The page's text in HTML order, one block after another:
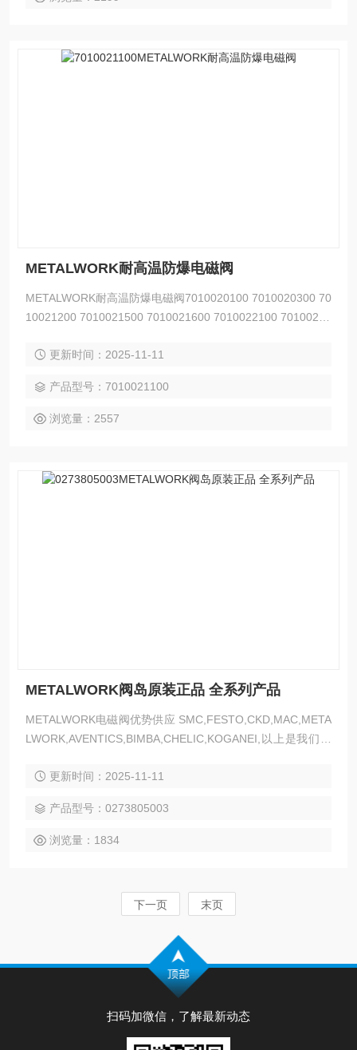
METALWORK耐高温防爆电磁阀
METALWORK耐高温防爆电磁阀7010020100 7010020300 70
10021200 7010021500 7010021600 7010022100 70100222
METALWORK,AVENTICS,BIMBA,CHELIC,KOGANEI,以上是
更新时间：2025-11-11
产品型号：7010021100
浏览量：2557
METALWORK阀岛原装正品 全系列产品
METALWORK电磁阀优势供应 SMC,FESTO,CKD,MAC,META
LWORK,AVENTICS,BIMBA,CHELIC,KOGANEI,以上是我们主
更新时间：2025-11-11
产品型号：0273805003
浏览量：1834
下一页 末页
扫码加微信，了解最新动态